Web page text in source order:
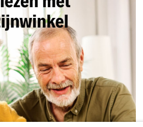
Openingstijden
Maandag 09:00 - 17:00 uur
Dinsdag 09:00 - 17:00 uur
Woensdag 09:00 - 17:00 uur